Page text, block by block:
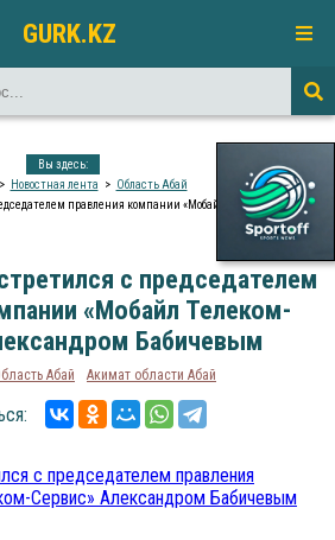
GURK.KZ
Вы здесь:
Новостная лента
Область Абай
правления компании «Мобайл Телеком-Сервис»
с председателем
«Мобайл Телеком-
Бабичевым
Абай Акимат области Абай